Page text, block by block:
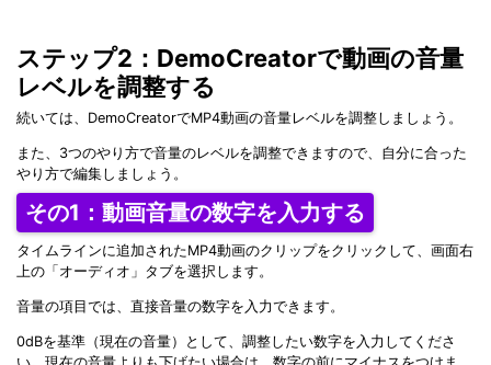
ステップ2：DemoCreatorで動画の音量
レベルを調整する
続いては、DemoCreatorでMP4動画の音量レベルを調整しましょう。
また、3つのやり方で音量のレベルを調整できますので、自分に合った
やり方で編集しましょう。
その1：動画音量の数字を入力する
タイムラインに追加されたMP4動画のクリップをクリックして、画面右
上の「オーディオ」タブを選択します。
音量の項目では、直接音量の数字を入力できます。
0dBを基準（現在の音量）として、調整したい数字を入力してくださ